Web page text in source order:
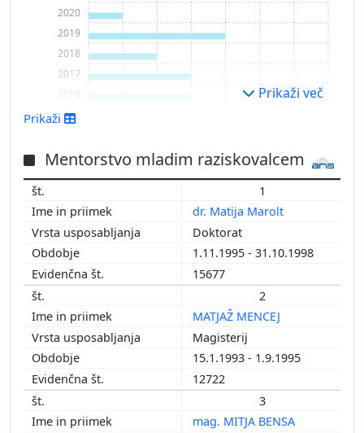
1982
2004
2005
2007
2008
2009
2010
2013
2015
2017
2018
2019
2020
Prikaži več
Prikaži
Mentorstvo mladim raziskovalcem
1
dr. Matija Marolt
Doktorat
1.11.1995 - 31.10.1998
15677
2
MATJAŽ MENCEJ
Magisterij
15.1.1993 - 1.9.1995
12722
3
mag. MITJA BENSA